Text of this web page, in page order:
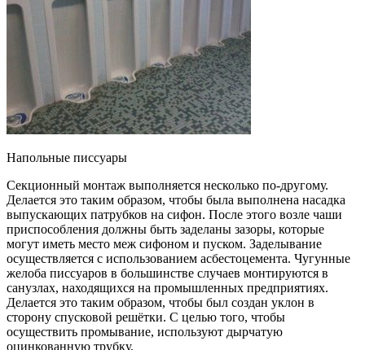
Напольные писсуары
Секционный монтаж выполняется несколько по-другому.
Делается это таким образом, чтобы была выполнена насадка
выпускающих патрубков на сифон. После этого возле чаши
приспособления должны быть заделаны зазоры, которые
могут иметь место меж сифоном и пуском. Заделывание
осуществляется с использованием асбестоцемента. Чугунные
желоба писсуаров в большинстве случаев монтируются в
санузлах, находящихся на промышленных предприятиях.
Делается это таким образом, чтобы был создан уклон в
сторону спусковой решётки. С целью того, чтобы
осуществить промывание, используют дырчатую
оцинкованную трубку.